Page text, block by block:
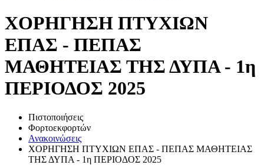
ΧΟΡΗΓΗΣΗ ΠΤΥΧΙΩΝ
ΕΠΑΣ - ΠΕΠΑΣ
ΜΑΘΗΤΕΙΑΣ ΤΗΣ ΔΥΠΑ - 1η
ΠΕΡΙΟΔΟΣ 2025
Πιστοποιήσεις
Φορτοεκφορτών
Ανακοινώσεις
ΧΟΡΗΓΗΣΗ ΠΤΥΧΙΩΝ ΕΠΑΣ - ΠΕΠΑΣ ΜΑΘΗΤΕΙΑΣ
ΤΗΣ ΔΥΠΑ - 1η ΠΕΡΙΟΔΟΣ 2025